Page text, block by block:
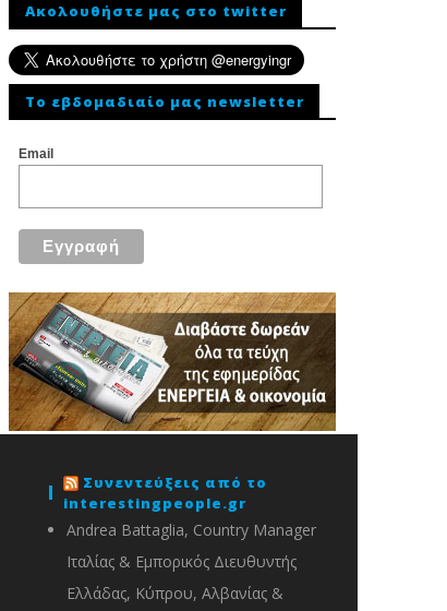
Ακολουθήστε μας στο twitter
To εβδομαδιαίο μας newsletter
Email
Συνεντεύξεις από το
interestingpeople.gr
Andrea Battaglia, Country Manager
Ιταλίας & Εμπορικός Διευθυντής
Ελλάδας, Κύπρου, Αλβανίας &